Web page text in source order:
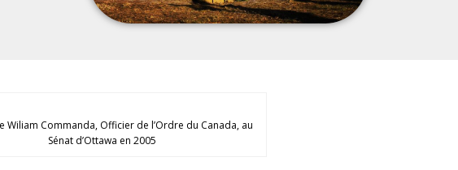
Wiliam Commanda, Officier de l’Ordre du Canada, au
Sénat d’Ottawa en 2005